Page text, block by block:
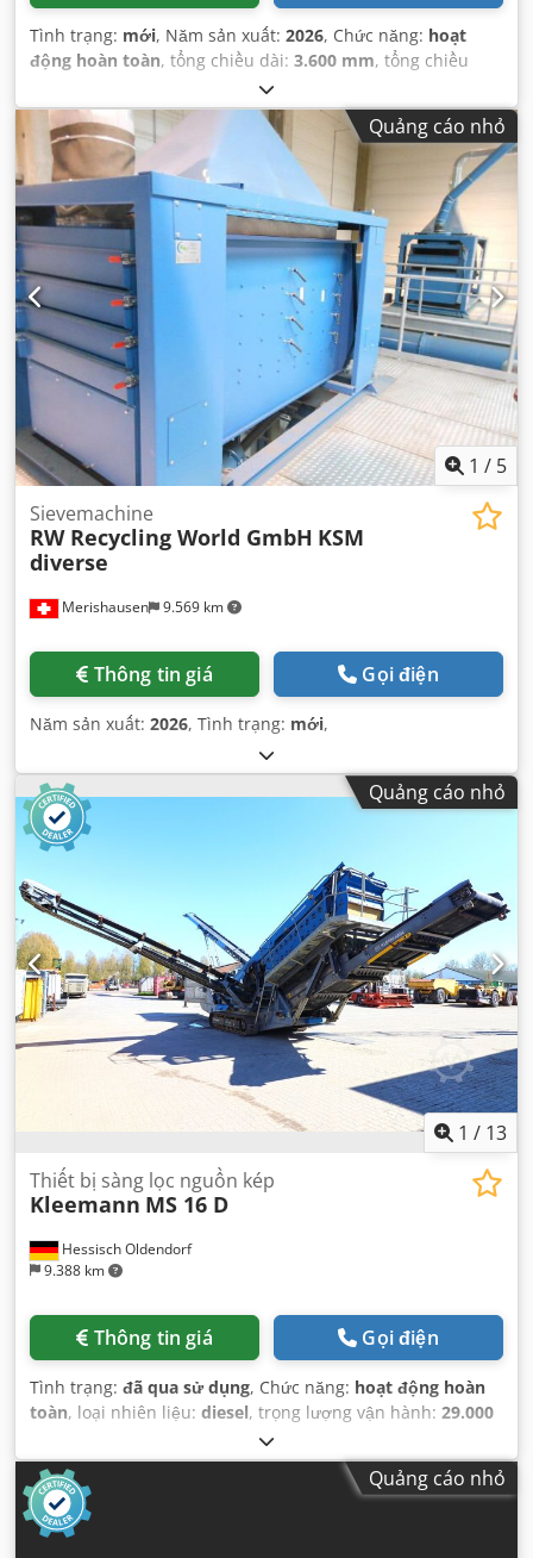
Tình trạng: mới, Năm sản xuất: 2026, Chức năng: hoạt
động hoàn toàn, tổng chiều dài: 3.600 mm, tổng chiều
Quảng cáo nhỏ
1 / 5
Merishausen 9.569 km
Sievemachine
RW Recycling World GmbH KSM
diverse
Thông tin giá Gọi điện
Năm sản xuất: 2026, Tình trạng: mới,
Quảng cáo nhỏ
1 / 13
Hessisch Oldendorf
9.388 km
Thiết bị sàng lọc nguồn kép
Kleemann MS 16 D
Thông tin giá Gọi điện
Tình trạng: đã qua sử dụng, Chức năng: hoạt động hoàn
toàn, loại nhiên liệu: diesel, trọng lượng vận hành: 29.000
Euro 3, Năm sản xuất:
hoạt động:5.660 h,
Quảng cáo nhỏ